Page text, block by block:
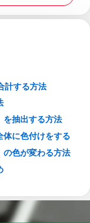
計する方法
を抽出する方法
体に色付けをする
の色が変わる方法